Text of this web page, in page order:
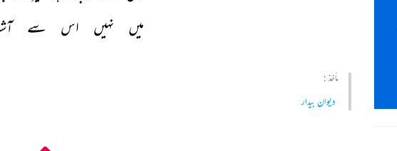
میں
نہیں اس سے
مأخذ :
دیوان بیدار